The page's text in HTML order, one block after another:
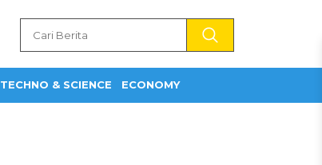
TECHNO & SCIENCE ECONOMY